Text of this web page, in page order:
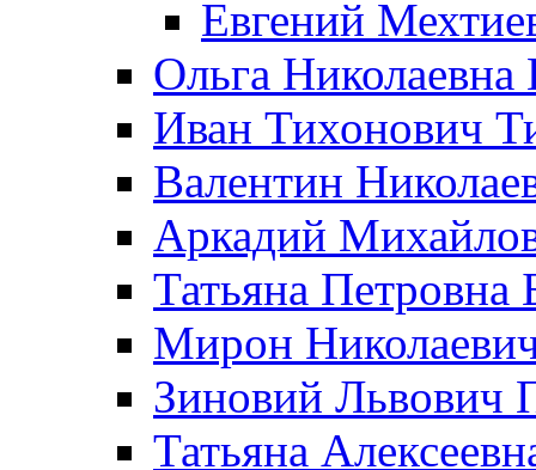
Евгений
Ольга Николаевна
Иван Тихонович
Валентин
Аркадий
Татьяна Петровна
Мирон
Зиновий Львович
Татьяна